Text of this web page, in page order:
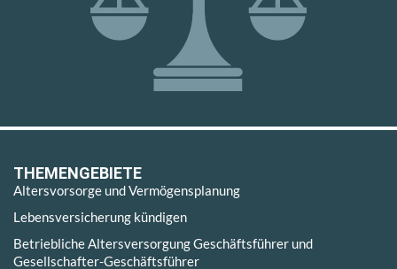
THEMENGEBIETE
Altersvorsorge und Vermögensplanung
Lebensversicherung kündigen
Betriebliche Altersversorgung Geschäftsführer und
Gesellschafter-Geschäftsführer